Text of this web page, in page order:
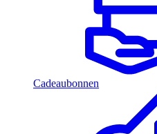
Cadeaubonnen